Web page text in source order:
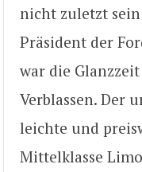
nicht zuletzt sein
Präsident der
war die
Verblassen. Der
leichte und
Mittelklasse